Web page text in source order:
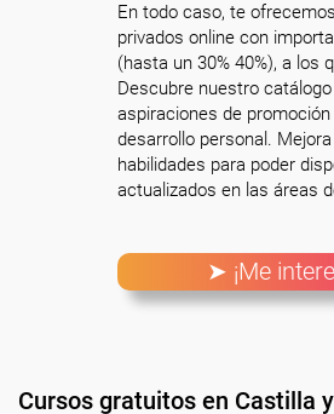
En todo caso, te
privados online con
(hasta un 30% 40%), a los
Descubre nuestro
aspiraciones de
desarrollo personal.
habilidades para poder
actualizados en las áreas
➤ ¡Me
Cursos gratuitos en Castilla